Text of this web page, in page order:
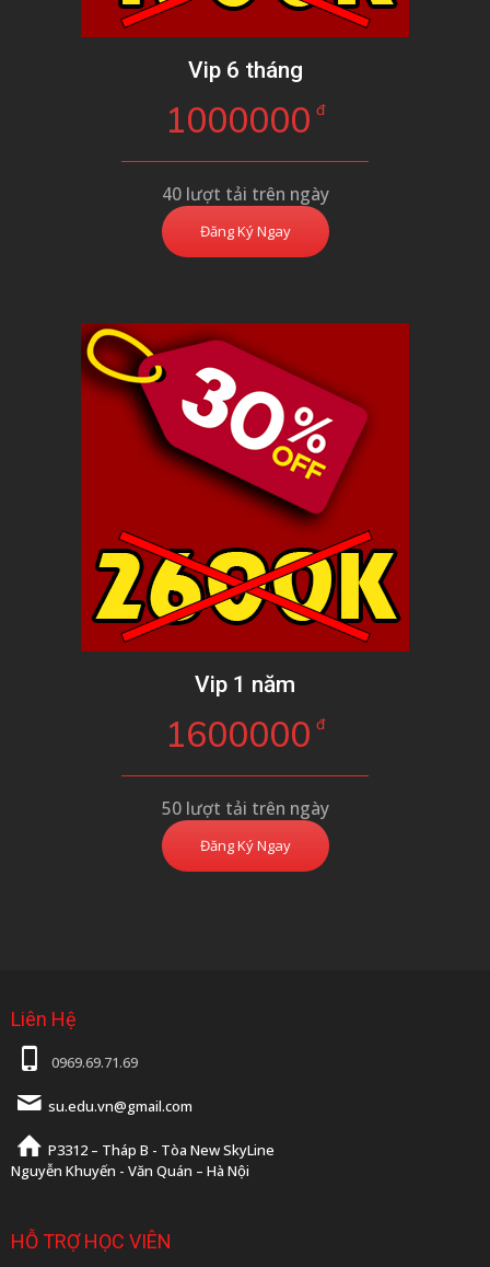
Vip 6 tháng
1000000 đ
40 lượt tải trên ngày
Đăng Ký Ngay
Vip 1 năm
1600000 đ
50 lượt tải trên ngày
Đăng Ký Ngay
Liên Hệ
0969.69.71.69
su.edu.vn@gmail.com
P3312 – Tháp B - Tòa New SkyLine
Nguyễn Khuyến - Văn Quán – Hà Nội
HỖ TRỢ HỌC VIÊN